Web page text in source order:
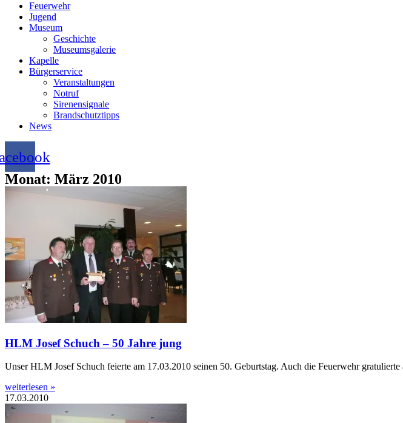
Feuerwehr
Jugend
Museum
Geschichte
Museumsgalerie
Kapelle
Bürgerservice
Veranstaltungen
Notruf
Sirenensignale
Brandschutztipps
News
Monat: März 2010
HLM Josef Schuch – 50 Jahre jung
Unser HLM Josef Schuch feierte am 17.03.2010 seinen 50. Geburtstag. Auch die Feuerwehr
weiterlesen »
17.03.2010